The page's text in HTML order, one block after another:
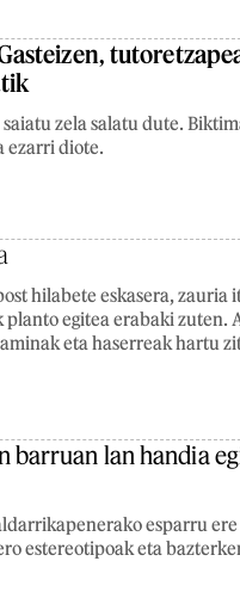
zela salatu dute.
ezarri diote.
hilabete eskasera, zauria
planto egitea erabaki zuten.
eta haserreak hartu
barruan lan handia
esparru
estereotipoak eta